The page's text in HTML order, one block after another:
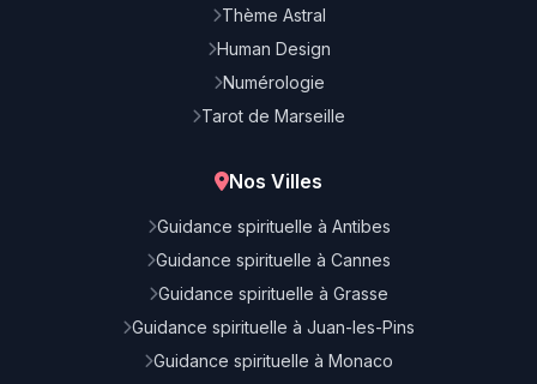
Thème Astral
Human Design
Numérologie
Tarot de Marseille
Nos Villes
Guidance spirituelle à Antibes
Guidance spirituelle à Cannes
Guidance spirituelle à Grasse
Guidance spirituelle à Juan-les-Pins
Guidance spirituelle à Monaco